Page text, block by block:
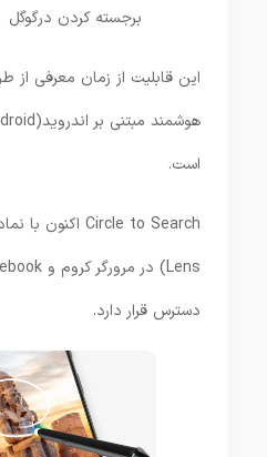
برجسته کردن درگوگل
این قابلیت از زمان معرفی از
است.
دسترس قرار دارد.